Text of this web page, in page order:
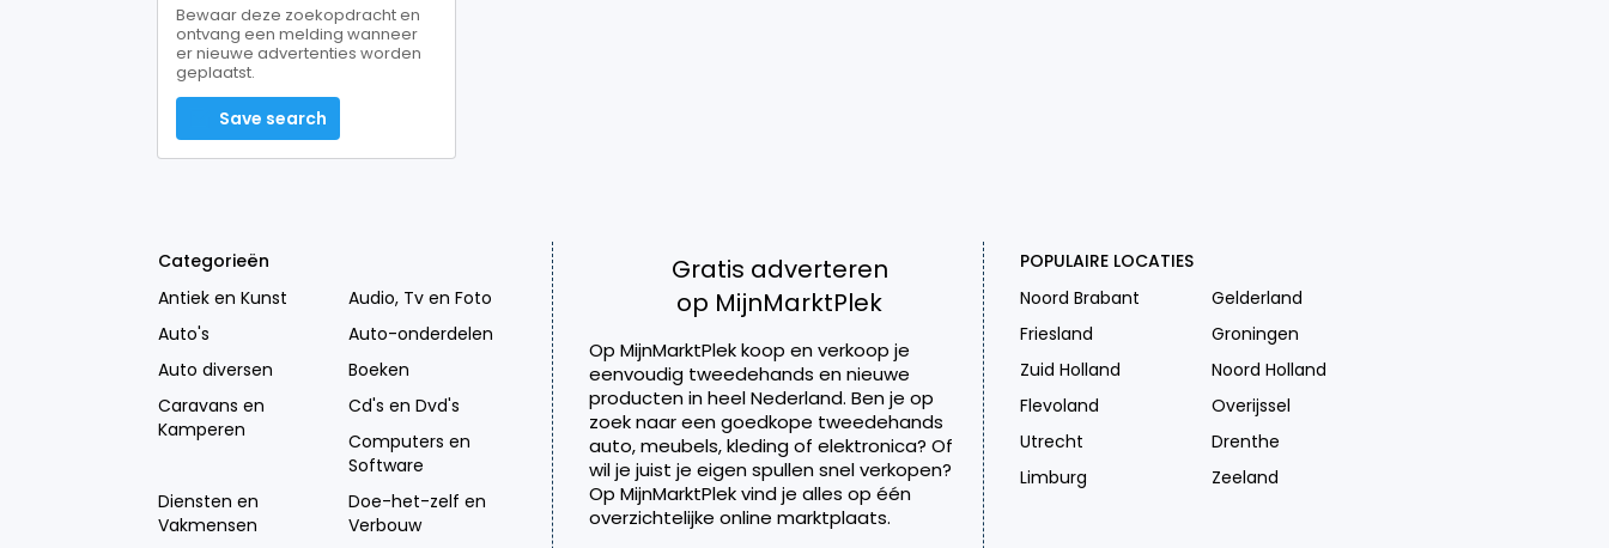
Bewaar deze zoekopdracht en
ontvang een melding wanneer
er nieuwe advertenties worden
geplaatst.
Save search
Categorieën
Antiek en Kunst
Audio, Tv en Foto
Auto's
Auto-onderdelen
Auto diversen
Boeken
Caravans en
Kamperen
Cd's en Dvd's
Computers en
Software
Diensten en
Vakmensen
Doe-het-zelf en
Verbouw
Gratis adverteren
op MijnMarktPlek
Op MijnMarktPlek koop en verkoop je
eenvoudig tweedehands en nieuwe
producten in heel Nederland. Ben je op
zoek naar een goedkope tweedehands
auto, meubels, kleding of elektronica? Of
wil je juist je eigen spullen snel verkopen?
Op MijnMarktPlek vind je alles op één
overzichtelijke online marktplaats.
POPULAIRE LOCATIES
Noord Brabant
Gelderland
Friesland
Groningen
Zuid Holland
Noord Holland
Flevoland
Overijssel
Utrecht
Drenthe
Limburg
Zeeland